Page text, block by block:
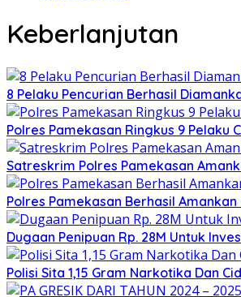
Keberlanjutan
8 Pelaku Pencurian Berhasil
Polres Pamekasan Ringkus 9 Pelaku
Satreskrim Polres Pamekasan
Polres Pamekasan Berhasil
Dugaan Penipuan Rp. 28M Untuk
Polisi Sita 1,15 Gram Narkotika Dan